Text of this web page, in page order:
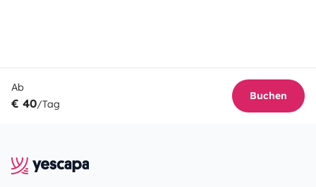
Ab
€ 40/Tag
Buchen